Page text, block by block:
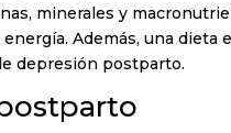
minerales y
Además, una dieta
depresión postparto.